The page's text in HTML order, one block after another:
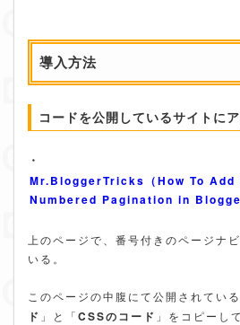
導入方法
コードを公開しているサイトに
・
Mr.BloggerTricks（How To
Numbered Pagination in
上のページで、番号付きのページナ
いる。
このページの中腹にて公開されてい
ド 」と「CSSのコード 」をコピーし